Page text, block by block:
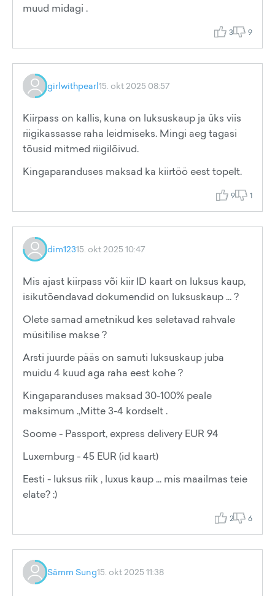
muud midagi .
3 9
girlwithpearl15. okt 2025 08:57
Kiirpass on kallis, kuna on luksuskaup ja üks viis
riigikassasse raha leidmiseks. Mingi aeg tagasi
tõusid mitmed riigilõivud.
Kingaparanduses maksad ka kiirtöö eest topelt.
9 1
dim12315. okt 2025 10:47
Mis ajast kiirpass või kiir ID kaart on luksus kaup,
isikutõendavad dokumendid on luksuskaup ... ?
Olete samad ametnikud kes seletavad rahvale
müsitilise makse ?
Arsti juurde pääs on samuti luksuskaup juba
muidu 4 kuud aga raha eest kohe ?
Kingaparanduses maksad 30-100% peale
maksimum .,Mitte 3-4 kordselt .
Soome - Passport, express delivery EUR 94
Luxemburg - 45 EUR (id kaart)
Eesti - luksus riik , luxus kaup ... mis maailmas teie
elate? :)
2 6
Sämm Sung15. okt 2025 11:38